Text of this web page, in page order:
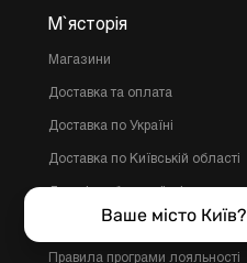
М`ясторія
Магазини
Доставка та оплата
Доставка по Україні
Доставка по Київській області
Політика конфіденційності
Правила програми лояльності
Ваше місто Київ?